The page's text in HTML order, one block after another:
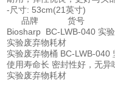
-尺寸: 53cm(21英寸)
品牌 货号
Biosharp BC-LWB-040 实
实验废弃物耗材
实验废弃物桶 BC-LWB-040
使用寿命长 密封性好，无
实验废弃物耗材